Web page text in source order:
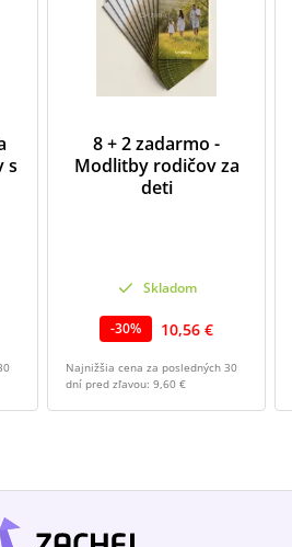
s
8 + 2 zadarmo -
Modlitby rodičov za
deti
Skladom
-30% 10,56 €
Najnižšia cena za posledných 30
dní pred zľavou: 9,60 €